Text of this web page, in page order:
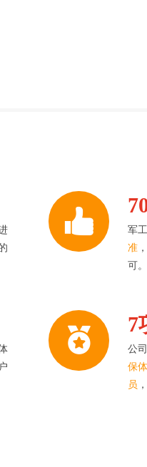
军
准
可。
7
公
保
员